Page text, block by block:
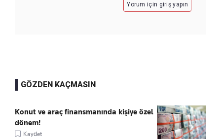
Yorum için giriş yapın
GÖZDEN KAÇMASIN
Konut ve araç finansmanında kişiye özel
dönem!
Kaydet